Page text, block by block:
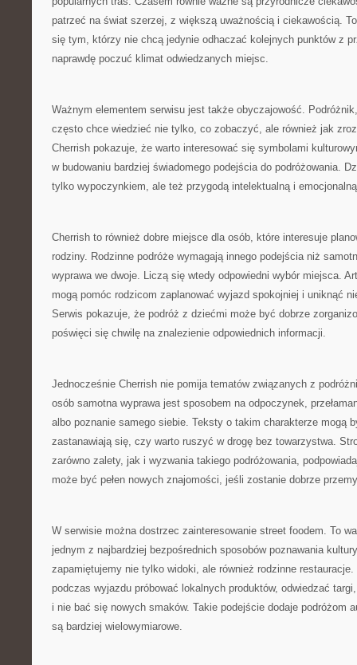
patrzeć na świat szerzej, z większą uważnością i ciekawością.
się tym, którzy nie chcą jedynie odhaczać kolejnych punktów z
naprawdę poczuć klimat odwiedzanych miejsc.
Ważnym elementem serwisu jest także obyczajowość.
często chce wiedzieć nie tylko, co zobaczyć, ale również jak
Cherrish pokazuje, że warto interesować się symbolami
w budowaniu bardziej świadomego podejścia do podróżowania.
tylko wypoczynkiem, ale też przygodą intelektualną i
Cherrish to również dobre miejsce dla osób, które interesuje
rodziny. Rodzinne podróże wymagają innego podejścia niż
wyprawa we dwoje. Liczą się wtedy odpowiedni wybór miejsca.
mogą pomóc rodzicom zaplanować wyjazd spokojniej i uniknąć
Serwis pokazuje, że podróż z dziećmi może być dobrze
poświęci się chwilę na znalezienie odpowiednich informacji.
Jednocześnie Cherrish nie pomija tematów związanych z
osób samotna wyprawa jest sposobem na odpoczynek,
albo poznanie samego siebie. Teksty o takim charakterze mogą
zastanawiają się, czy warto ruszyć w drogę bez towarzystwa.
zarówno zalety, jak i wyzwania takiego podróżowania,
może być pełen nowych znajomości, jeśli zostanie dobrze
W serwisie można dostrzec zainteresowanie street foodem. To
jednym z najbardziej bezpośrednich sposobów poznawania
zapamiętujemy nie tylko widoki, ale również rodzinne
podczas wyjazdu próbować lokalnych produktów, odwiedzać
i nie bać się nowych smaków. Takie podejście dodaje podróżom
są bardziej wielowymiarowe.